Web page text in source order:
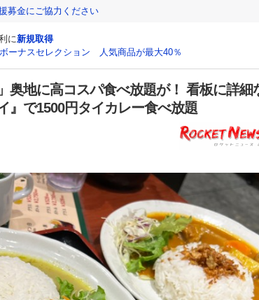
募金にご協力ください
に新規取得
ボーナスセレクション 人気商品が最大40％
奥地に高コスパ食べ放題が！ 看板に詳細
』で1500円タイカレー食べ放題